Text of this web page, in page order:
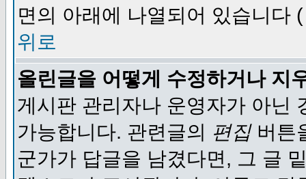
면의 아래에 나열되어 있습니다 (
위로
올린글을 어떻게 수정하거나 지
게시판 관리자나 운영자가 아닌
가능합니다. 관련글의 편집버튼
군가가 답글을 남겼다면, 그 글